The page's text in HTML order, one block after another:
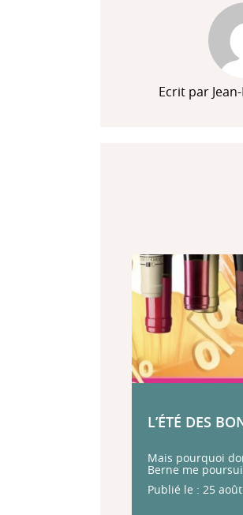
Ecrit par
L’ÉTÉ DES
Mais pourquoi
Berne me
Publié le : 25